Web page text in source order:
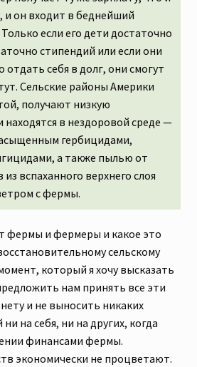
и он входит в беднейший
если его дети достаточно
стипендий или если они
себя в долг, они смогут
Сельские районы Америки
получают низкую
находятся в нездоровой среде —
гербицидами,
а также пылью от
вспаханного верхнего слоя
с фермы.
фермы и фермеры и какое это
сельскому
который я хочу высказать
нам принять все эти
и не выносить никаких
на себя, ни на других, когда
финансами фермы.
экономически не процветают.